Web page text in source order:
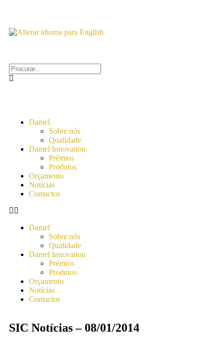
Damel
Sobre nós
Qualidade
Damel Innovation
Prémios
Produtos
Orçamento
Notícias
Contactos
Damel
Sobre nós
Qualidade
Damel Innovation
Prémios
Produtos
Orçamento
Notícias
Contactos
SIC Notícias – 08/01/2014